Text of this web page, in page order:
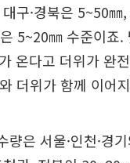
구·경북은 5~50㎜
5~20㎜ 수준이죠.
온다고 더위가 완
더위가 함께 이어
량은 서울·인천·경